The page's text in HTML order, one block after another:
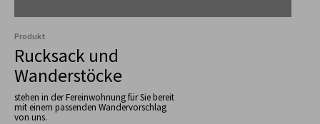
Produkt
Rucksack und
Wanderstöcke
stehen in der Fereinwohnung für Sie bereit
mit einem passenden Wandervorschlag
von uns.